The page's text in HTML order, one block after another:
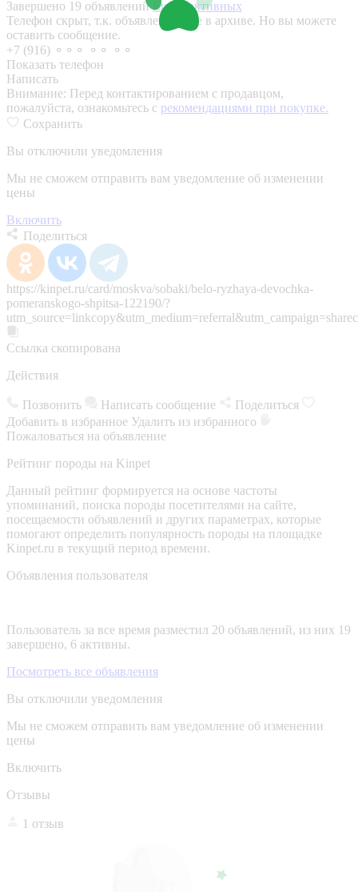
Завершено 19 объявлений Еще 6 активных
Телефон скрыт, т.к. объявление уже в архиве. Но вы можете
оставить сообщение.
+7 (916) ⚬⚬⚬ ⚬⚬ ⚬⚬
Показать телефон
Написать
Внимание: Перед контактированием с продавцом,
пожалуйста, ознакомьтесь с рекомендациями при покупке.
Сохранить
Вы отключили уведомления
Мы не сможем отправить вам уведомление об изменении
цены
Включить
Поделиться
https://kinpet.ru/card/moskva/sobaki/belo-ryzhaya-devochka-
pomeranskogo-shpitsa-122190/?
Ссылка скопирована
Действия
Позвонить Написать сообщение
Поделиться
Добавить в избранное Удалить из избранного
Пожаловаться на объявление
Рейтинг породы на Kinpet
Данный рейтинг формируется на основе частоты
упоминаний, поиска породы посетителями на сайте,
посещаемости объявлений и других параметрах, которые
помогают определить популярность породы на площадке
Kinpet.ru в текущий период времени.
Объявления пользователя
Пользователь за все время разместил 20 объявлений, из них 19
завершено, 6 активны.
Посмотреть все объявления
Вы отключили уведомления
Мы не сможем отправить вам уведомление об изменении
цены
Включить
Отзывы
1 отзыв